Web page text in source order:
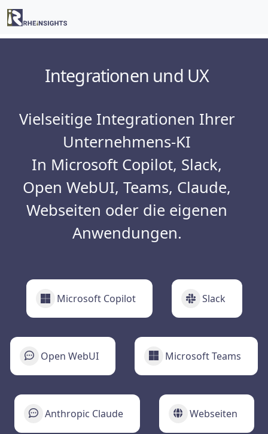
Integrationen und UX
Vielseitige Integrationen Ihrer
Unternehmens-KI
In Microsoft Copilot, Slack,
Open WebUI, Teams, Claude,
Webseiten oder die eigenen
Anwendungen.
Microsoft Copilot Slack
Open WebUI Microsoft Teams
Anthropic Claude Webseiten